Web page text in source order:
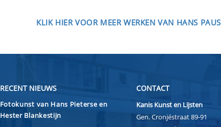
KLIK HIER VOOR MEER WERKEN VAN HANS PAUS
RECENT NIEUWS
Fotokunst van Hans Pieterse en
Hester Blankestijn
CONTACT
Kanis Kunst en Lijsten
Gen. Cronjéstraat 89-91